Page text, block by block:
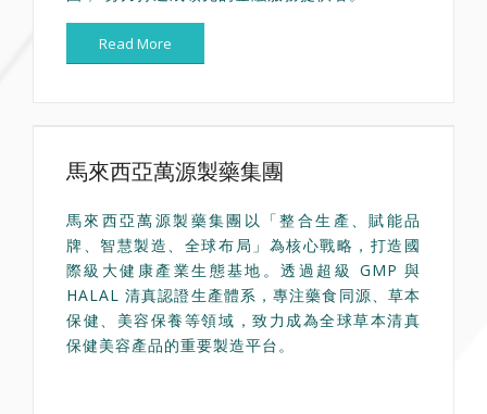
Read More
馬來西亞萬源製藥集團
馬來西亞萬源製藥集團以「整合生產、賦能品
牌、智慧製造、全球布局」為核心戰略，打造國
際級大健康產業生態基地。透過超級 GMP 與
HALAL 清真認證生產體系，專注藥食同源、草本
保健、美容保養等領域，致力成為全球草本清真
保健美容產品的重要製造平台。